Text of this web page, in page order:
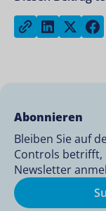
Copy linkShare on
Abonnieren
Bleiben Sie auf
Controls betrifft,
Newsletter